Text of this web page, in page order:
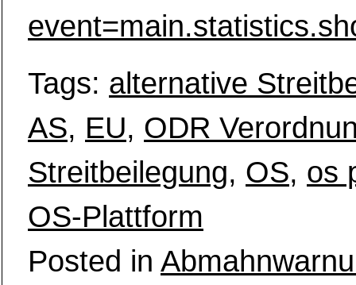
Tags: alternative
AS, EU, ODR
Streitbeilegung, OS, os
OS-Plattform
Posted in